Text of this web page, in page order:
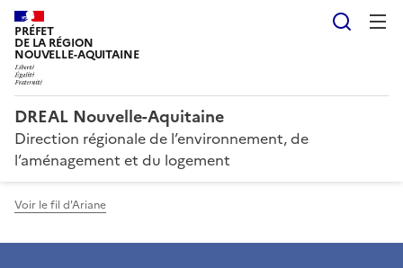
PRÉFET
DE LA RÉGION
NOUVELLE-AQUITAINE
DREAL Nouvelle-Aquitaine
Direction régionale de l’environnement, de
l’aménagement et du logement
Voir le fil d'Ariane